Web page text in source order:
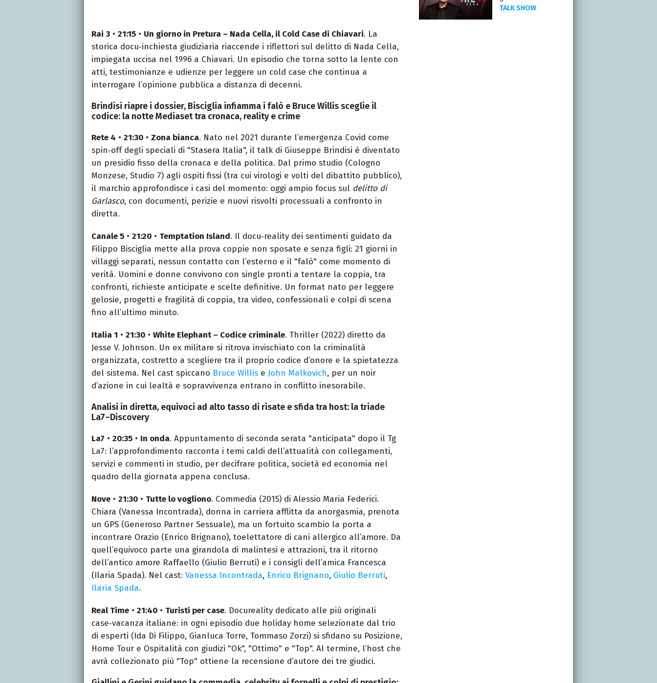
Rai 3 • 21:15 • Un giorno in Pretura – Nada Cella, il Cold Case di Chiavari. La
storica docu‑inchiesta giudiziaria riaccende i riflettori sul delitto di Nada Cella,
impiegata uccisa nel 1996 a Chiavari. Un episodio che torna sotto la lente con
atti, testimonianze e udienze per leggere un cold case che continua a
interrogare l’opinione pubblica a distanza di decenni.
Brindisi riapre i dossier, Bisciglia infiamma i falò e Bruce Willis sceglie il
codice: la notte Mediaset tra cronaca, reality e crime
Rete 4 • 21:30 • Zona bianca. Nato nel 2021 durante l’emergenza Covid come
spin‑off degli speciali di "Stasera Italia", il talk di Giuseppe Brindisi è diventato
un presidio fisso della cronaca e della politica. Dal primo studio (Cologno
Monzese, Studio 7) agli ospiti fissi (tra cui virologi e volti del dibattito pubblico),
il marchio approfondisce i casi del momento: oggi ampio focus sul delitto di
Garlasco, con documenti, perizie e nuovi risvolti processuali a confronto in
diretta.
Canale 5 • 21:20 • Temptation Island. Il docu‑reality dei sentimenti guidato da
Filippo Bisciglia mette alla prova coppie non sposate e senza figli: 21 giorni in
villaggi separati, nessun contatto con l’esterno e il "falò" come momento di
verità. Uomini e donne convivono con single pronti a tentare la coppia, tra
confronti, richieste anticipate e scelte definitive. Un format nato per leggere
gelosie, progetti e fragilità di coppia, tra video, confessionali e colpi di scena
fino all’ultimo minuto.
Italia 1 • 21:30 • White Elephant – Codice criminale. Thriller (2022) diretto da
Jesse V. Johnson. Un ex militare si ritrova invischiato con la criminalità
organizzata, costretto a scegliere tra il proprio codice d’onore e la spietatezza
del sistema. Nel cast spiccano Bruce Willis e John Malkovich, per un noir
d’azione in cui lealtà e sopravvivenza entrano in conflitto inesorabile.
Analisi in diretta, equivoci ad alto tasso di risate e sfida tra host: la triade
La7–Discovery
La7 • 20:35 • In onda. Appuntamento di seconda serata "anticipata" dopo il Tg
La7: l’approfondimento racconta i temi caldi dell’attualità con collegamenti,
servizi e commenti in studio, per decifrare politica, società ed economia nel
quadro della giornata appena conclusa.
Nove • 21:30 • Tutte lo vogliono. Commedia (2015) di Alessio Maria Federici.
Chiara (Vanessa Incontrada), donna in carriera afflitta da anorgasmia, prenota
un GPS (Generoso Partner Sessuale), ma un fortuito scambio la porta a
incontrare Orazio (Enrico Brignano), toelettatore di cani allergico all’amore. Da
quell’equivoco parte una girandola di malintesi e attrazioni, tra il ritorno
dell’antico amore Raffaello (Giulio Berruti) e i consigli dell’amica Francesca
(Ilaria Spada). Nel cast: Vanessa Incontrada, Enrico Brignano, Giulio Berruti,
Ilaria Spada.
Real Time • 21:40 • Turisti per case. Docureality dedicato alle più originali
case‑vacanza italiane: in ogni episodio due holiday home selezionate dal trio
di esperti (Ida Di Filippo, Gianluca Torre, Tommaso Zorzi) si sfidano su Posizione,
Home Tour e Ospitalità con giudizi "Ok", "Ottimo" e "Top". Al termine, l’host che
avrà collezionato più "Top" ottiene la recensione d’autore dei tre giudici.
TALK SHOW